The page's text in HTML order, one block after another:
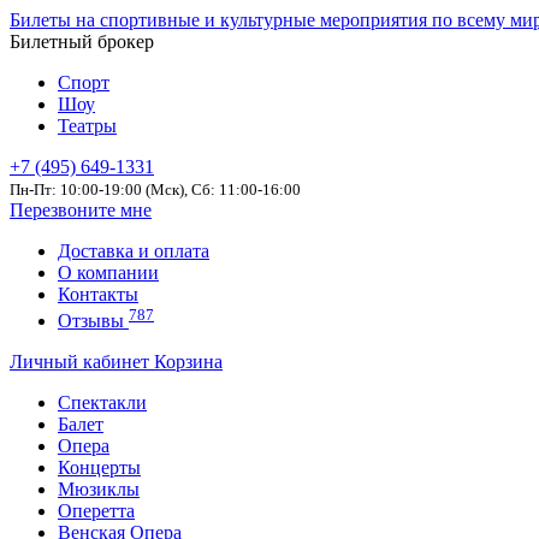
Билеты на спортивные и культурные мероприятия по всему
Билетный брокер
Спорт
Шоу
Театры
+7 (495) 649-1331
Пн-Пт: 10:00-19:00 (Мск), Сб: 11:00-16:00
Перезвоните мне
Доставка и оплата
О компании
Контакты
Отзывы 787
Личный кабинет Корзина
Спектакли
Балет
Опера
Концерты
Мюзиклы
Оперетта
Венская Опера